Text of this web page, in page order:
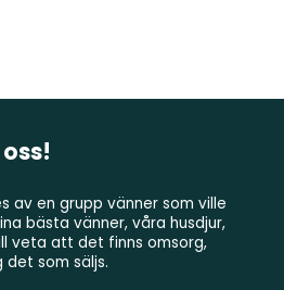
av en grupp vänner som ville
bästa vänner, våra husdjur,
veta att det finns omsorg,
det som säljs.